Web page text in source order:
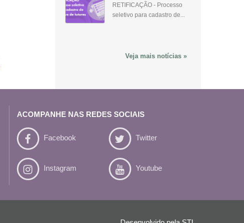
RETIFICAÇÃO - Processo
seletivo para cadastro de...
Veja mais notícias »
ACOMPANHE NAS REDES SOCIAIS
Facebook Twitter
Instagram Youtube